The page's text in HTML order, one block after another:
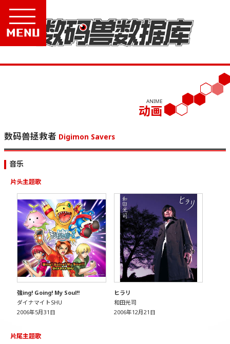
ANIME
动画
数码兽拯救者 Digimon Savers
音乐
片头主题歌
強ing! Going! My Soul!!
ダイナマイトSHU
2006年5月31日
ヒラリ
和田光司
2006年12月21日
片尾主题歌